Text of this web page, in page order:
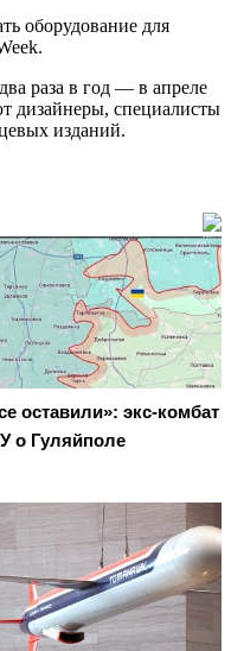
оборудование для
раза в год — в апреле
дизайнеры, специалисты
изданий.
оставили»: экс-комбат
о Гуляйполе